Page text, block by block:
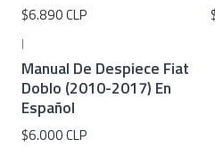
$6.890 CLP
|
Manual De Despiece Fiat
Doblo (2010-2017) En
Español
$6.000 CLP